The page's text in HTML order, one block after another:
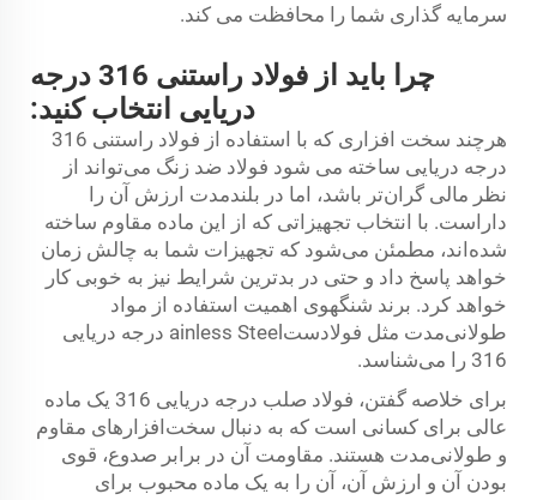
سرمایه گذاری شما را محافظت می کند.
چرا باید از فولاد راستنی 316 درجه
دریایی انتخاب کنید:
هرچند سخت افزاری که با استفاده از فولاد راستنی 316
درجه دریایی ساخته می شود فولاد ضد زنگ می‌تواند از
نظر مالی گران‌تر باشد، اما در بلندمدت ارزش آن را
داراست. با انتخاب تجهیزاتی که از این ماده مقاوم ساخته
شده‌اند، مطمئن می‌شود که تجهیزات شما به چالش زمان
خواهد پاسخ داد و حتی در بدترین شرایط نیز به خوبی کار
خواهد کرد. برند شنگهوی اهمیت استفاده از مواد
طولانی‌مدت مثل فولادستainless Steel درجه دریایی
316 را می‌شناسد.
برای خلاصه گفتن، فولاد صلب درجه دریایی 316 یک ماده
عالی برای کسانی است که به دنبال سخت‌افزارهای مقاوم
و طولانی‌مدت هستند. مقاومت آن در برابر صدوع، قوی
بودن آن و ارزش آن، آن را به یک ماده محبوب برای